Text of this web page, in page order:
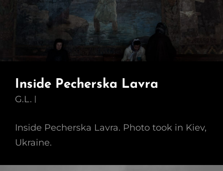
Inside Pecherska Lavra
G.L.
Inside Pecherska Lavra. Photo took in Kiev,
Ukraine.